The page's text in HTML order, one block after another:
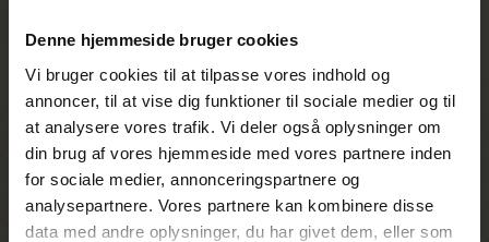
Denne hjemmeside bruger cookies
Vi bruger cookies til at tilpasse vores indhold og
annoncer, til at vise dig funktioner til sociale medier og til
at analysere vores trafik. Vi deler også oplysninger om
din brug af vores hjemmeside med vores partnere inden
for sociale medier, annonceringspartnere og
analysepartnere. Vores partnere kan kombinere disse
data med andre oplysninger, du har givet dem, eller som
mor. Den ene kineser mente, at hun skulle
op og ride på ungens ryg, mens den anden
kineser tog et billede af hende med sin
mobiltelefon. Det blev for meget for
flodhestemoderen, som forsvarede sin
unge med det resultat, at ingen af de to
kinesere nogensinde kommer til at
fotografere igen.